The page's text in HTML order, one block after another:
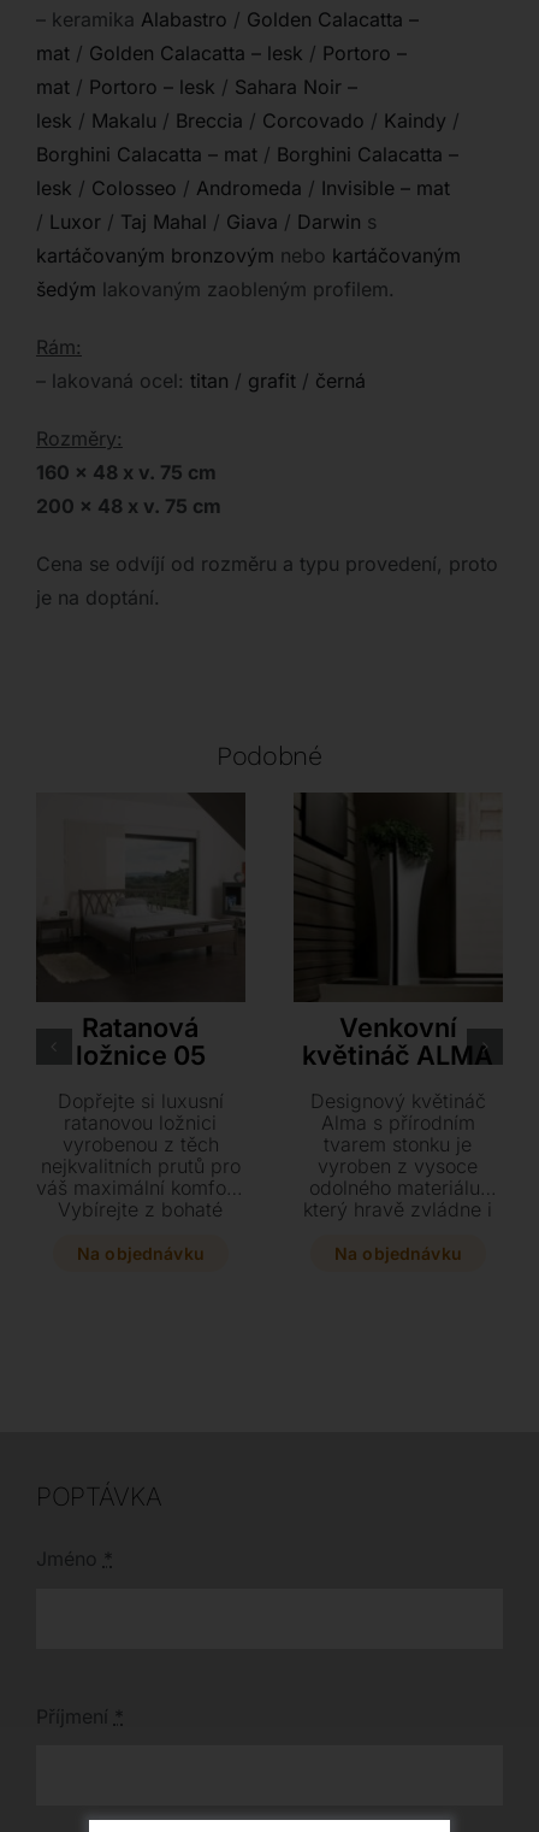
– keramika Alabastro / Golden Calacatta –
mat/ Golden Calacatta – lesk / Portoro –
mat/ Portoro – lesk / Sahara Noir –
lesk / Makalu / Breccia / Corcovado / Kaindy /
Borghini Calacatta – mat/ Borghini Calacatta –
lesk / Colosseo / Andromeda / Invisible – mat
/ Luxor/ Taj Mahal / Giava / Darwin s
kartáčovaným bronzovým nebo kartáčovaným
šedým lakovaným zaobleným profilem.
Rám:
– lakovaná ocel: titan / grafit/ černá
Rozměry:
160 x 48 x v. 75 cm
200 x 48 x v. 75 cm
Cena se odvíjí od rozměru a typu provedení, proto
je na doptání.
Podobné
Ratanová
ložnice 05
Dopřejte si luxusní
ratanovou ložnici
vyrobenou z těch
nejkvalitních prutů pro
váš maximální komfort.
Vybírejte z bohaté
odstínů v matném či
Na objednávku
Venkovní
květináč ALMA
Designový květináč
Alma s přírodním
tvarem stonku je
vyroben z vysoce
odolného materiálu,
který hravě zvládne i
podmínky. Vyberte si
Na objednávku
POPTÁVKA
Jméno *
Příjmení *